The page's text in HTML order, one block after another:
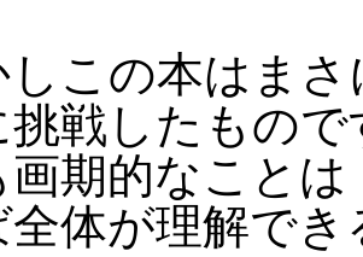
この本はまさ
挑戦したもの
画期的なこと
体が理解で